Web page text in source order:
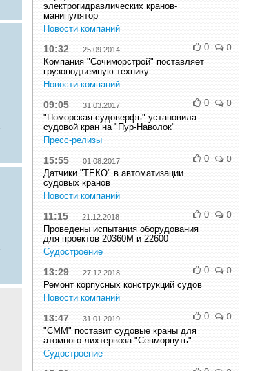
электрогидравлических кранов-
манипулятор
Новости компаний
10:32 25.09.2014
Компания "Сочиморстрой" поставляет
грузоподъемную технику
Новости компаний
0 0
09:05 31.03.2017
"Поморская судоверфь" установила
судовой кран на "Пур-Наволок"
Пресс-релизы
0 0
15:55 01.08.2017
Датчики "ТЕКО" в автоматизации
судовых кранов
Новости компаний
0 0
11:15 21.12.2018
Проведены испытания оборудования
для проектов 20360М и 22600
Судостроение
0 0
13:29 27.12.2018
Ремонт корпусных конструкций судов
Новости компаний
0 0
13:47 31.01.2019
"СММ" поставит судовые краны для
атомного лихтервоза "Севморпуть"
Судостроение
0 0